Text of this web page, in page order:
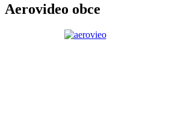
Aerovideo obce